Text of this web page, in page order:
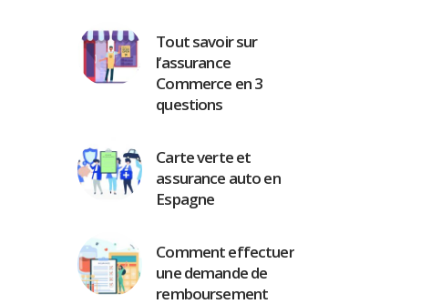
Tout savoir sur
l’assurance
Commerce en 3
questions
Carte verte et
assurance auto en
Espagne
Comment effectuer
une demande de
remboursement